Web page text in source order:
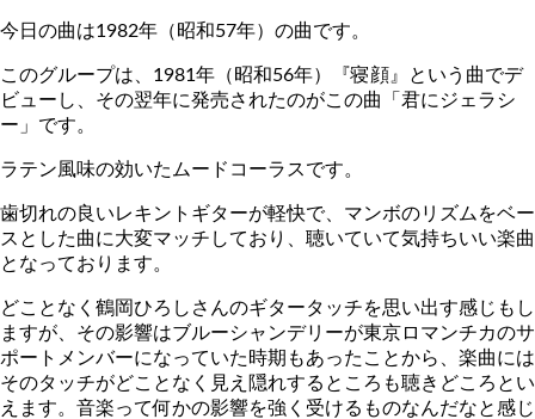
今日の曲は1982年（昭和57年）の曲です。
このグループは、1981年（昭和56年）『寝顔』という曲でデ
ビューし、その翌年に発売されたのがこの曲「君にジェラシ
ー」です。
ラテン風味の効いたムードコーラスです。
歯切れの良いレキントギターが軽快で、マンボのリズムをベー
スとした曲に大変マッチしており、聴いていて気持ちいい楽曲
となっております。
どことなく鶴岡ひろしさんのギタータッチを思い出す感じもし
ますが、その影響はブルーシャンデリーが東京ロマンチカのサ
ポートメンバーになっていた時期もあったことから、楽曲には
そのタッチがどことなく見え隠れするところも聴きどころとい
えます。音楽って何かの影響を強く受けるものなんだなと感じ